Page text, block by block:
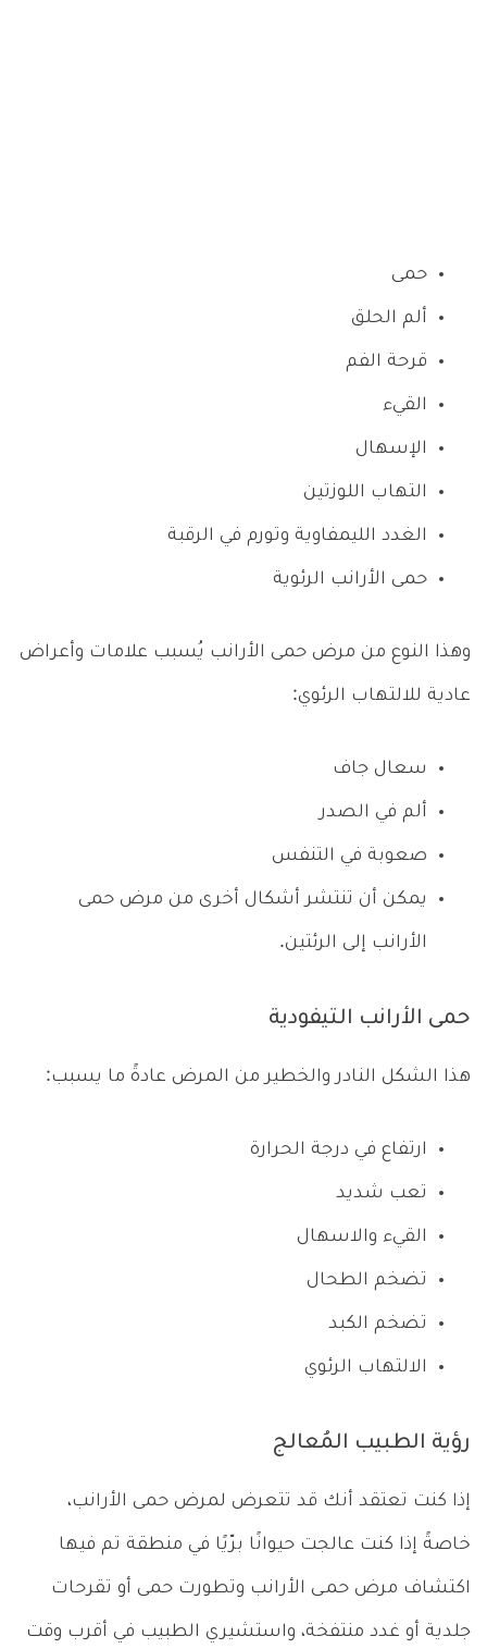
حمى
ألم الحلق
قرحة الفم
القيء
الإسهال
التهاب اللوزتين
الغدد الليمفاوية وتورم في الرقبة
حمى الأرانب الرئوية
وهذا النوع من مرض حمى الأرانب يُسبب علامات وأعراض
عادية للالتهاب الرئوي:
سعال جاف
ألم في الصدر
صعوبة في التنفس
يمكن أن تنتشر أشكال أخرى من مرض حمى
الأرانب إلى الرئتين.
حمى الأرانب التيفودية
هذا الشكل النادر والخطير من المرض عادةً ما يسبب:
ارتفاع في درجة الحرارة
تعب شديد
القيء والاسهال
تضخم الطحال
تضخم الكبد
الالتهاب الرئوي
رؤية الطبيب المُعالج
إذا كنت تعتقد أنك قد تتعرض لمرض حمى الأرانب،
خاصةً إذا كنت عالجت حيوانًا برّيًا في منطقة تم فيها
اكتشاف مرض حمـى الأرانب وتطورت حمى أو تقرحات
جلدية أو غدد منتفخة، واستشيري الطبيب في أقرب وقت